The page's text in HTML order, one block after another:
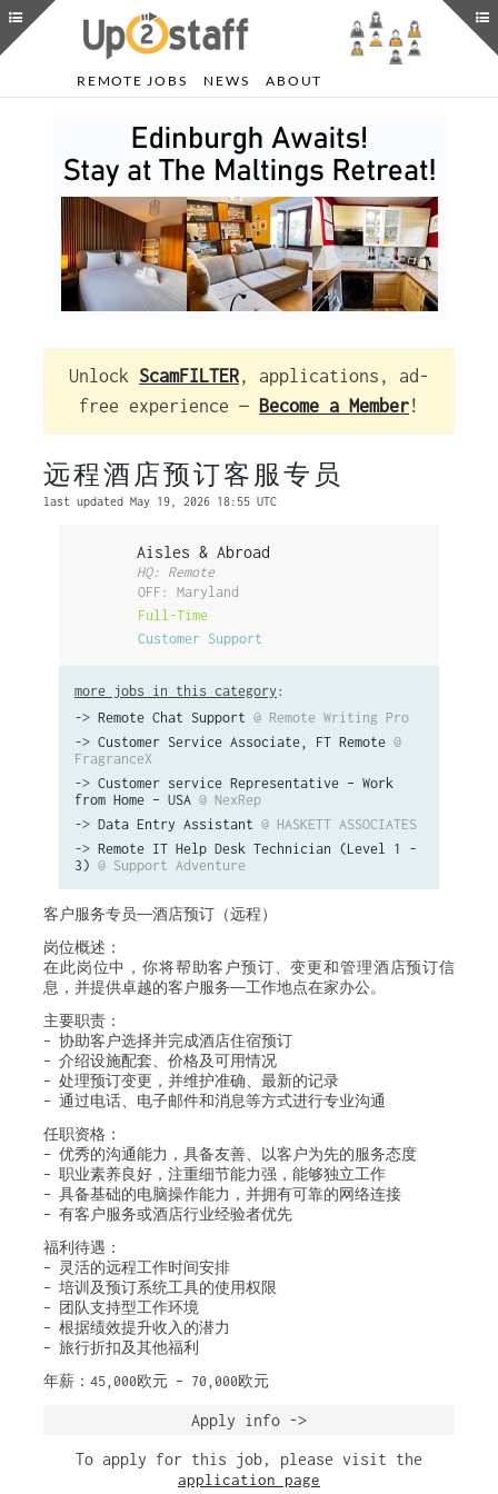
REMOTE JOBS NEWS ABOUT
Unlock ScamFILTER, applications, ad-
free experience — Become a Member!
远程酒店预订客服专员
last updated May 19, 2026 18:55 UTC
Aisles & Abroad
HQ: Remote
OFF: Maryland
Full-Time
Customer Support
more jobs in this category :
-> Remote Chat Support @ Remote Writing Pro
-> Customer Service Associate, FT Remote @
FragranceX
-> Customer service Representative – Work
from Home – USA @ NexRep
-> Data Entry Assistant @ HASKETT ASSOCIATES
-> Remote IT Help Desk Technician (Level 1 -
3) @ Support Adventure
客户服务专员——酒店预订（远程）
岗位概述：
在此岗位中，你将帮助客户预订、变更和管理酒店预订信
息，并提供卓越的客户服务——工作地点在家办公。
主要职责：
– 协助客户选择并完成酒店住宿预订
– 介绍设施配套、价格及可用情况
– 处理预订变更，并维护准确、最新的记录
– 通过电话、电子邮件和消息等方式进行专业沟通
任职资格：
– 优秀的沟通能力，具备友善、以客户为先的服务态度
– 职业素养良好，注重细节能力强，能够独立工作
– 具备基础的电脑操作能力，并拥有可靠的网络连接
– 有客户服务或酒店行业经验者优先
福利待遇：
– 灵活的远程工作时间安排
– 培训及预订系统工具的使用权限
– 团队支持型工作环境
– 根据绩效提升收入的潜力
– 旅行折扣及其他福利
年薪：45,000欧元 – 70,000欧元
Apply info ->
To apply for this job, please visit the
application page